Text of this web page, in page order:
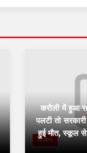
अपराध
करौली में हुआ
पलटी तो
हुई मौत, स्कूल